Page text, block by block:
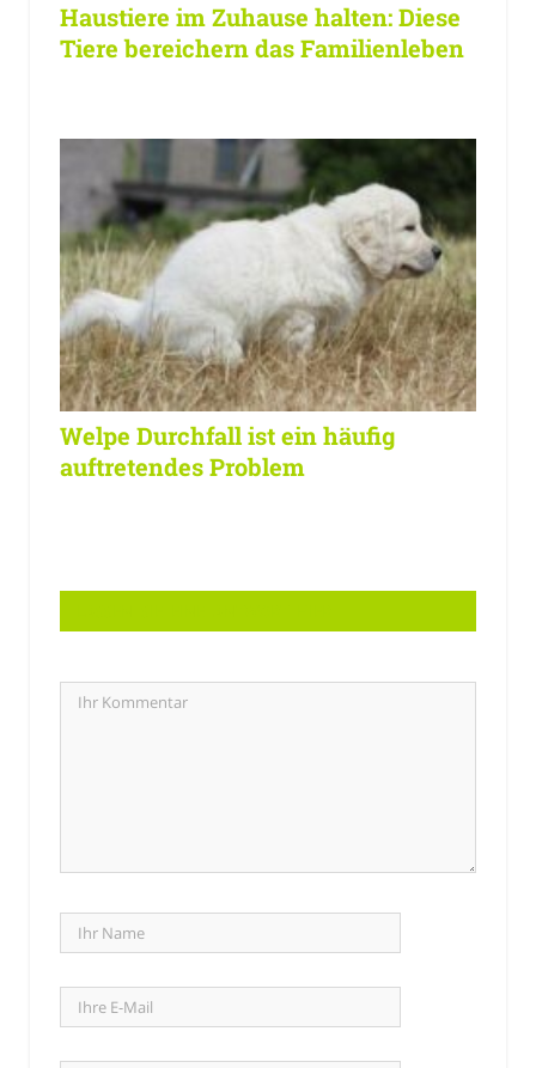
Haustiere im Zuhause halten: Diese
Tiere bereichern das Familienleben
Welpe Durchfall ist ein häufig
auftretendes Problem